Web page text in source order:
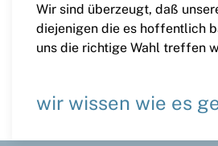
Wir sind überzeugt, daß
diejenigen die es hoffentlich
uns die richtige Wahl treffen
wir wissen wie es